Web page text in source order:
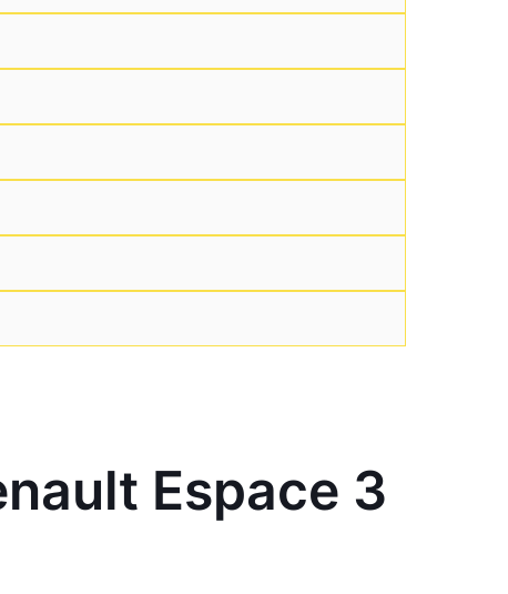
Espace 3